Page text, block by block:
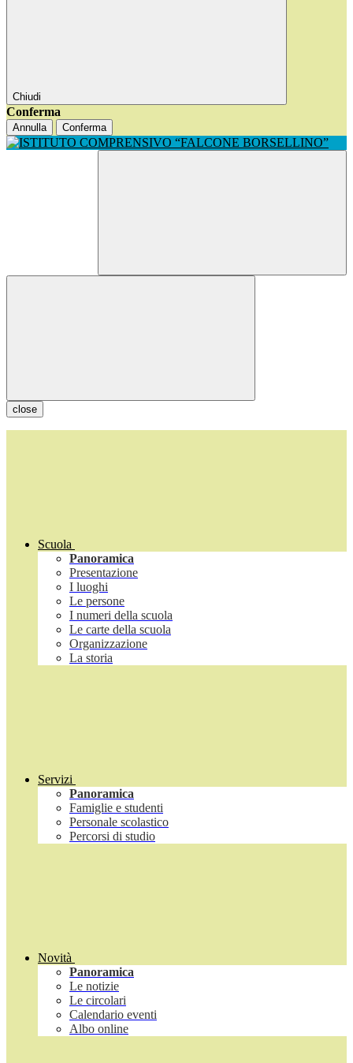
Chiudi
Conferma
Annulla Conferma
close
Scuola
Panoramica
Presentazione
I luoghi
Le persone
I numeri della scuola
Le carte della scuola
Organizzazione
La storia
Servizi
Panoramica
Famiglie e studenti
Personale scolastico
Percorsi di studio
Novità
Panoramica
Le notizie
Le circolari
Calendario eventi
Albo online